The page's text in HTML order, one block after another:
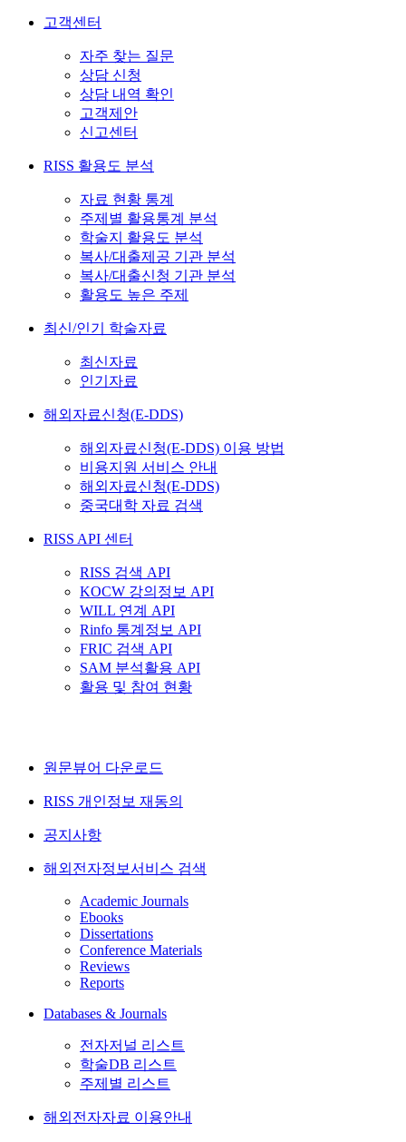
고객센터
자주 찾는 질문
상담 신청
상담 내역 확인
고객제안
신고센터
RISS 활용도 분석
자료 현황 통계
주제별 활용통계 분석
학술지 활용도 분석
복사/대출제공 기관 분석
복사/대출신청 기관 분석
활용도 높은 주제
최신/인기 학술자료
최신자료
인기자료
해외자료신청(E-DDS)
해외자료신청(E-DDS) 이용 방법
비용지원 서비스 안내
해외자료신청(E-DDS)
중국대학 자료 검색
RISS API 센터
RISS 검색 API
KOCW 강의정보 API
WILL 연계 API
Rinfo 통계정보 API
FRIC 검색 API
SAM 분석활용 API
활용 및 참여 현황
원문뷰어 다운로드
RISS 개인정보 재동의
공지사항
해외전자정보서비스 검색
Academic Journals
Ebooks
Dissertations
Conference Materials
Reviews
Reports
Databases & Journals
전자저널 리스트
학술DB 리스트
주제별 리스트
해외전자자료 이용안내